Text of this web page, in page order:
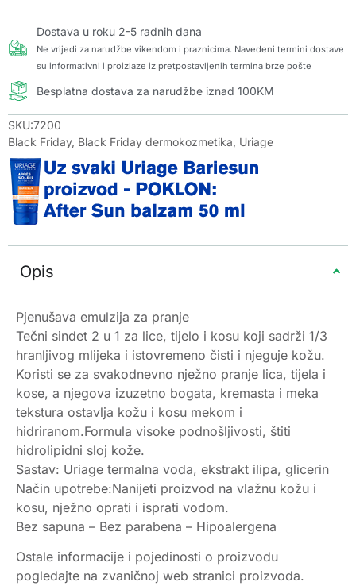
Dostava u roku 2-5 radnih dana
Ne vrijedi za narudžbe vikendom i praznicima. Navedeni termini dostave
su informativni i proizlaze iz pretpostavljenih termina brze pošte
Besplatna dostava za narudžbe iznad 100KM
SKU:7200
Black Friday, Black Friday dermokozmetika, Uriage
Opis
Pjenušava emulzija za pranje
Tečni sindet 2 u 1 za lice, tijelo i kosu koji sadrži 1/3
hranljivog mlijeka i istovremeno čisti i njeguje kožu.
Koristi se za svakodnevno nježno pranje lica, tijela i
kose, a njegova izuzetno bogata, kremasta i meka
tekstura ostavlja kožu i kosu mekom i
hidriranom.Formula visoke podnošljivosti, štiti
hidrolipidni sloj kože.
Sastav: Uriage termalna voda, ekstrakt ilipa, glicerin
Način upotrebe:Nanijeti proizvod na vlažnu kožu i
kosu, nježno oprati i isprati vodom.
Bez sapuna – Bez parabena – Hipoalergena
Ostale informacije i pojedinosti o proizvodu
pogledajte na zvaničnoj web stranici proizvoda.